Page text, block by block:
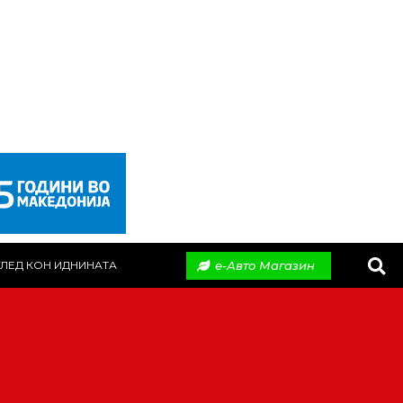
КОН ИДНИНАТА е-Авто Магазин